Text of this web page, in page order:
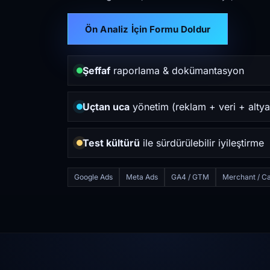
Ön Analiz İçin Formu Doldur
Şeffafraporlama & dokümantasyon
Uçtan uca yönetim (reklam + veri +
Test kültürü ile sürdürülebilir iyileştirme
Google Ads Meta Ads GA4 / GTM Merchant /